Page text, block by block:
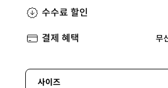
수수료 할인
결제 혜택 무
사이즈